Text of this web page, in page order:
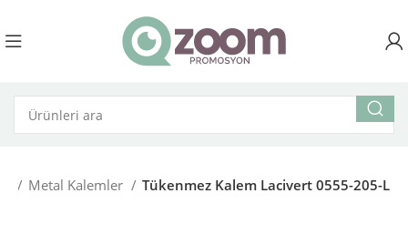
Metal Kalemler Tükenmez Kalem Lacivert 0555-205-L